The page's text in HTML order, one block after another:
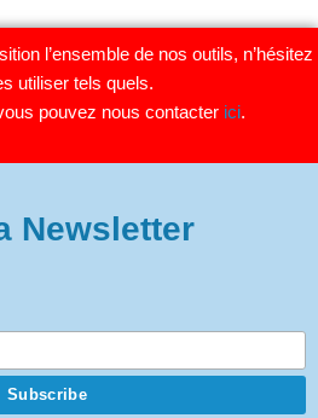
l’ensemble de nos outils, n’hésitez
utiliser tels quels.
pouvez nous contacter ici.
Newsletter